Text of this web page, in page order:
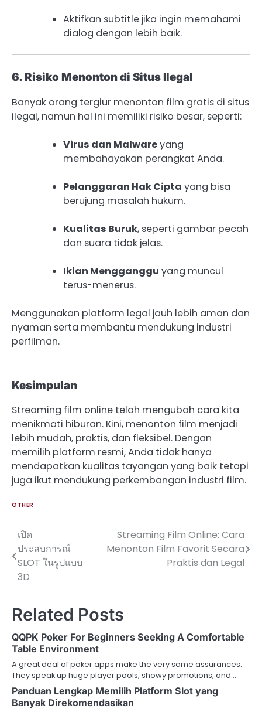
Aktifkan subtitle jika ingin memahami
dialog dengan lebih baik.
6. Risiko Menonton di Situs Ilegal
Banyak orang tergiur menonton film gratis di situs
ilegal, namun hal ini memiliki risiko besar, seperti:
Virus dan Malwareyang
membahayakan perangkat Anda.
Pelanggaran Hak Cipta yang bisa
berujung masalah hukum.
Kualitas Buruk, seperti gambar pecah
dan suara tidak jelas.
Iklan Mengganggu yang muncul
terus-menerus.
Menggunakan platform legal jauh lebih aman dan
nyaman serta membantu mendukung industri
perfilman.
Kesimpulan
Streaming film online telah mengubah cara kita
menikmati hiburan. Kini, menonton film menjadi
lebih mudah, praktis, dan fleksibel. Dengan
memilih platform resmi, Anda tidak hanya
mendapatkan kualitas tayangan yang baik tetapi
juga ikut mendukung perkembangan industri film.
OTHER
Post
navigation
เปิด
ประสบการณ์
SLOT ในรูปแบบ
3D
Streaming Film Online: Cara
Menonton Film Favorit Secara
Praktis dan Legal
Related Posts
QQPK Poker For Beginners Seeking A Comfortable
Table Environment
A great deal of poker apps make the very same assurances.
They speak up huge player pools, showy promotions, and…
Panduan Lengkap Memilih Platform Slot yang
Banyak Direkomendasikan